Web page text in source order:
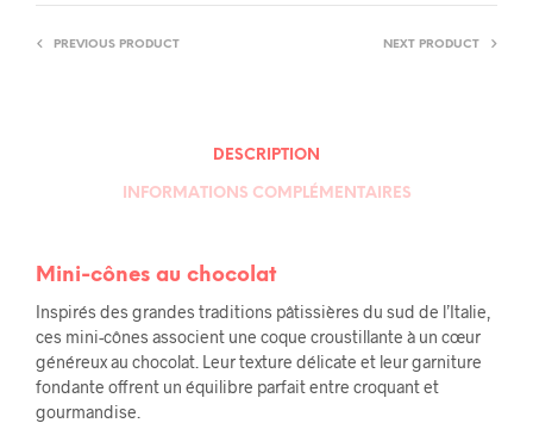
PREVIOUS PRODUCT NEXT PRODUCT
DESCRIPTION
INFORMATIONS COMPLÉMENTAIRES
Mini-cônes au chocolat
Inspirés des grandes traditions pâtissières du sud de l’Italie,
ces mini-cônes associent une coque croustillante à un cœur
généreux au chocolat. Leur texture délicate et leur garniture
fondante offrent un équilibre parfait entre croquant et
gourmandise.